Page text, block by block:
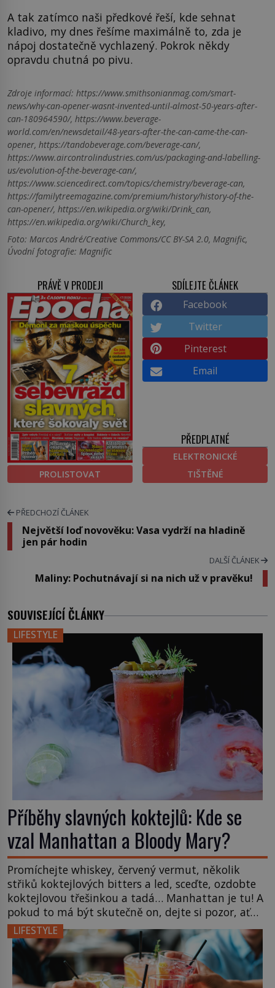
A tak zatímco naši předkové řeší, kde sehnat
kladivo, my dnes řešíme maximálně to, zda je
nápoj dostatečně vychlazený. Pokrok někdy
opravdu chutná po pivu.
Zdroje informací: https://www.smithsonianmag.com/smart-
news/why-can-opener-wasnt-invented-until-almost-50-years-after-
can-180964590/, https://www.beverage-
world.com/en/newsdetail/48-years-after-the-can-came-the-can-
opener, https://tandobeverage.com/beverage-can/,
https://www.aircontrolindustries.com/us/packaging-and-labelling-
us/evolution-of-the-beverage-can/,
https://www.sciencedirect.com/topics/chemistry/beverage-can,
https://familytreemagazine.com/premium/history/history-of-the-
can-opener/, https://en.wikipedia.org/wiki/Drink_can,
https://en.wikipedia.org/wiki/Church_key,
Foto: Marcos André/Creative Commons/CC BY-SA 2.0, Magnific,
Úvodní fotografie: Magnific
PRÁVĚ V PRODEJI
PROLISTOVAT
SDÍLEJTE ČLÁNEK
Facebook
Twitter
Pinterest
Email
PŘEDPLATNÉ
ELEKTRONICKÉ
TIŠTĚNÉ
PŘEDCHOZÍ ČLÁNEK
Největší loď novověku: Vasa vydrží na hladině
jen pár hodin
DALŠÍ ČLÁNEK
Maliny: Pochutnávají si na nich už v pravěku!
SOUVISEJÍCÍ ČLÁNKY
LIFESTYLE
Příběhy slavných koktejlů: Kde se
vzal Manhattan a Bloody Mary?
Promíchejte whiskey, červený vermut, několik
střiků koktejlových bitters a led, sceďte, ozdobte
koktejlovou třešinkou a tadá… Manhattan je tu! A
pokud to má být skutečně on, dejte si pozor, ať
místo klasické americké rye whiskey či klidně
bourbonu nepoužijete skotskou whisku. Co se
stane? Inu, koktejl bude stále skvělý, ale už to
nebude Manhattan ale […]
LIFESTYLE